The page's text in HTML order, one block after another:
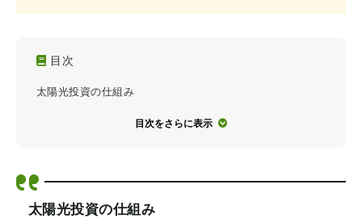
目次
太陽光投資の仕組み
目次をさらに表示
太陽光投資の仕組み